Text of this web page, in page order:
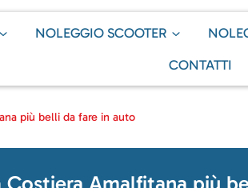
NOLEGGIO SCOOTER
CONTATTI
più belli da fare in auto